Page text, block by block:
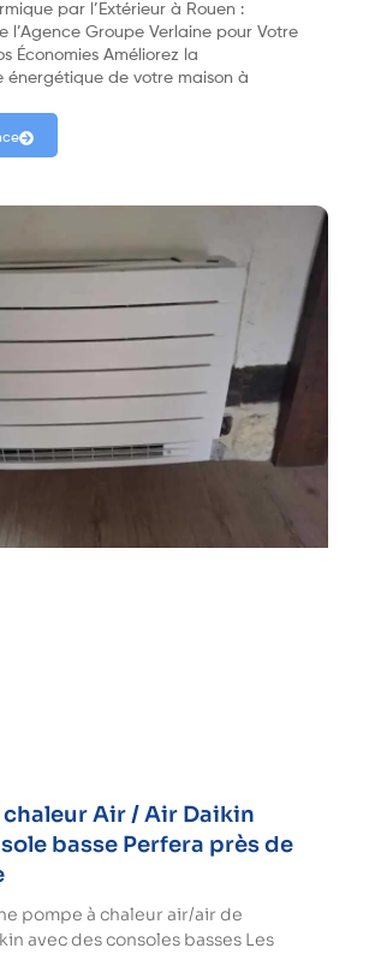
par l’Extérieur à Rouen :
l’Agence Groupe Verlaine pour Votre
Économies Améliorez la
énergétique de votre maison à
chaleur Air / Air Daikin
basse Perfera près de
pompe à chaleur air/air de
avec des consoles basses Les